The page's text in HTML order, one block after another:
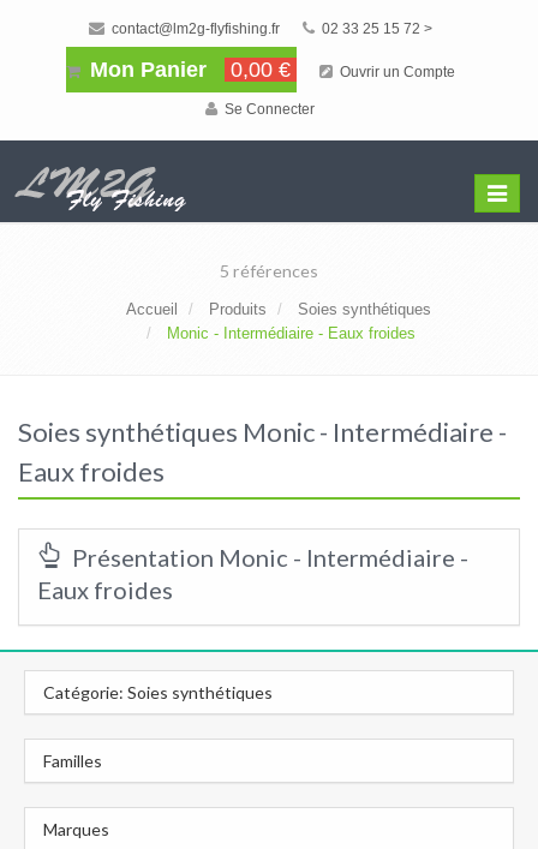
contact@lm2g-flyfishing.fr 02 33 25 15 72 >
Mon Panier 0,00 € Ouvrir un Compte
Se Connecter
Menu
5 références
Accueil Produits
Soies synthétiques
Monic - Intermédiaire - Eaux froides
Soies synthétiques Monic - Intermédiaire -
Eaux froides
Présentation Monic - Intermédiaire -
Eaux froides
Catégorie: Soies synthétiques
Familles
Marques